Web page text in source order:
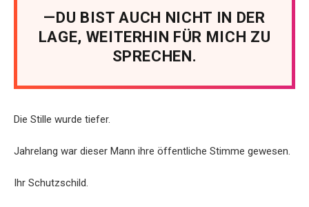
—DU BIST AUCH NICHT IN DER
LAGE, WEITERHIN FÜR MICH ZU
SPRECHEN.
Die Stille wurde tiefer.
Jahrelang war dieser Mann ihre öffentliche Stimme gewesen.
Ihr Schutzschild.